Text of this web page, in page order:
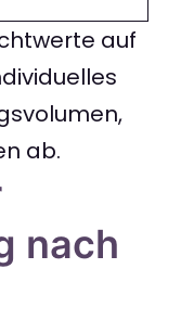
auf
ab.
nach